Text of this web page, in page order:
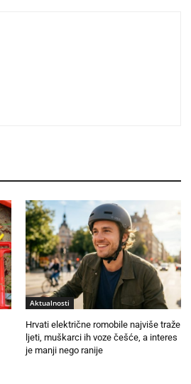
Aktualnosti
Hrvati električne romobile najviše traže
ljeti, muškarci ih voze češće, a interes
je manji nego ranije